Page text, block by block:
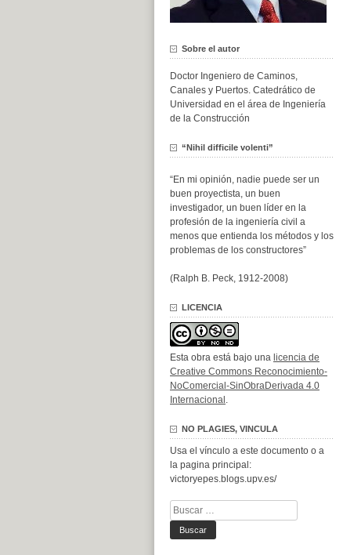
Sobre el autor
Doctor Ingeniero de Caminos,
Canales y Puertos. Catedrático de
Universidad en el área de Ingeniería
de la Construcción
“Nihil difficile volenti”
“En mi opinión, nadie puede ser un
buen proyectista, un buen
investigador, un buen líder en la
profesión de la ingeniería civil a
menos que entienda los métodos y los
problemas de los constructores”
(Ralph B. Peck, 1912-2008)
LICENCIA
Esta obra está bajo una licencia de
Creative Commons Reconocimiento-
NoComercial-SinObraDerivada 4.0
Internacional .
NO PLAGIES, VINCULA
Usa el vínculo a este documento o a
la pagina principal:
victoryepes.blogs.upv.es/
Buscar: